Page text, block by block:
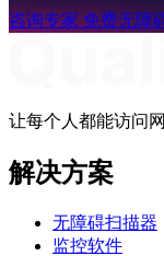
咨询专家 免费无障
让每个人都能访问网
解决方案
无障碍扫描器
监控软件